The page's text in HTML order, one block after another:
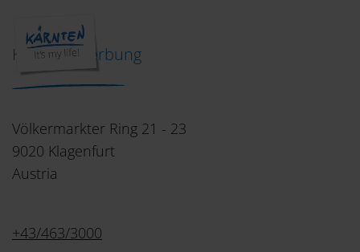
Kärnten Werbung
Völkermarkter Ring 21 - 23
9020 Klagenfurt
Austria
+43/463/3000